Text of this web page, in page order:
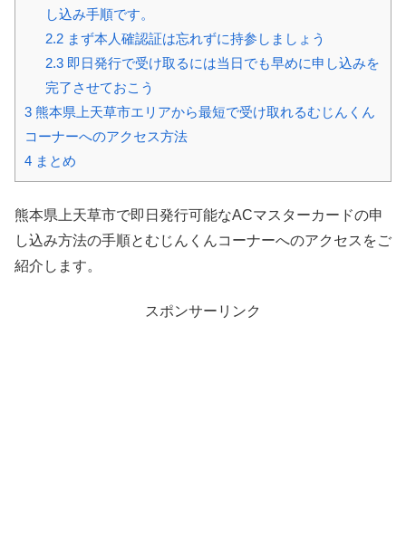
し込み手順です。
2.2まず本人確認証は忘れずに持参しましょう
2.3即日発行で受け取るには当日でも早めに申し込みを
完了させておこう
3 熊本県上天草市エリアから最短で受け取れるむじんくん
コーナーへのアクセス方法
4 まとめ
熊本県上天草市で即日発行可能なACマスターカードの申
し込み方法の手順とむじんくんコーナーへのアクセスをご
紹介します。
スポンサーリンク